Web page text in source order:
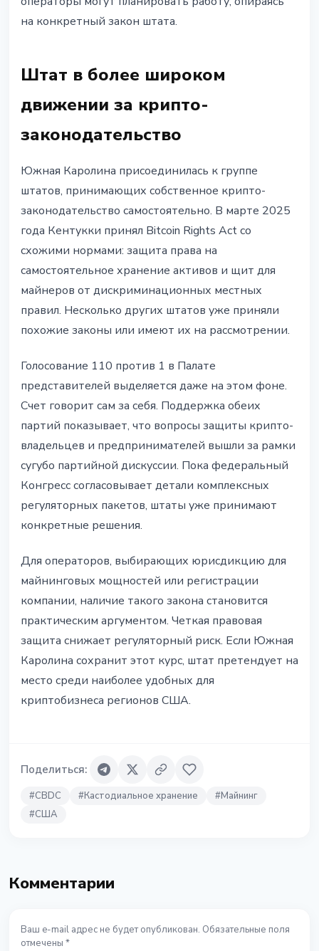
на конкретный закон штата.
Штат в более широком
движении за крипто-
законодательство
Южная Каролина присоединилась к группе
штатов, принимающих собственное крипто-
законодательство самостоятельно. В марте 2025
года Кентукки принял Bitcoin Rights Act со
схожими нормами: защита права на
самостоятельное хранение активов и щит для
майнеров от дискриминационных местных
правил. Несколько других штатов уже приняли
похожие законы или имеют их на рассмотрении.
Голосование 110 против 1 в Палате
представителей выделяется даже на этом фоне.
Счет говорит сам за себя. Поддержка обеих
партий показывает, что вопросы защиты крипто-
владельцев и предпринимателей вышли за рамки
сугубо партийной дискуссии. Пока федеральный
Конгресс согласовывает детали комплексных
регуляторных пакетов, штаты уже принимают
конкретные решения.
Для операторов, выбирающих юрисдикцию для
майнинговых мощностей или регистрации
компании, наличие такого закона становится
практическим аргументом. Четкая правовая
защита снижает регуляторный риск. Если Южная
Каролина сохранит этот курс, штат претендует на
место среди наиболее удобных для
криптобизнеса регионов США.
Поделиться:
#CBDC #Кастодиальное хранение #Майнинг
#США
Комментарии
Ваш e-mail адрес не будет опубликован. Обязательные поля
отмечены *